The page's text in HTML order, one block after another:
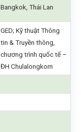
Bangkok, Thái Lan
GED; Kỹ thuật Thông
tin & Truyền thông,
chương trình quốc tế –
ĐH Chulalongkorn